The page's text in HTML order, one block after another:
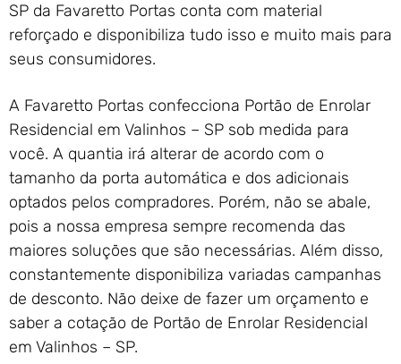
SP da Favaretto Portas conta com material
reforçado e disponibiliza tudo isso e muito mais para
seus consumidores.
A Favaretto Portas confecciona Portão de Enrolar
Residencial em Valinhos – SP sob medida para
você. A quantia irá alterar de acordo com o
tamanho da porta automática e dos adicionais
optados pelos compradores. Porém, não se abale,
pois a nossa empresa sempre recomenda das
maiores soluções que são necessárias. Além disso,
constantemente disponibiliza variadas campanhas
de desconto. Não deixe de fazer um orçamento e
saber a cotação de Portão de Enrolar Residencial
em Valinhos – SP.